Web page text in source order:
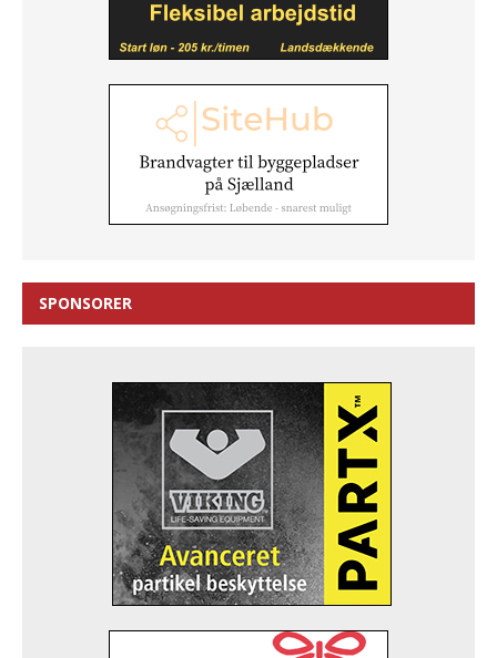
SPONSORER